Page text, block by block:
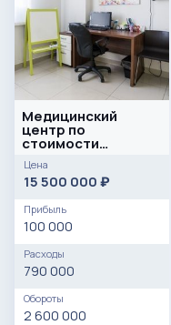
Медицинский
центр по
стоимости
оборудования
Цена
15 500 000 ₽
Прибыль
100 000
Расходы
790 000
Обороты
2 600 000